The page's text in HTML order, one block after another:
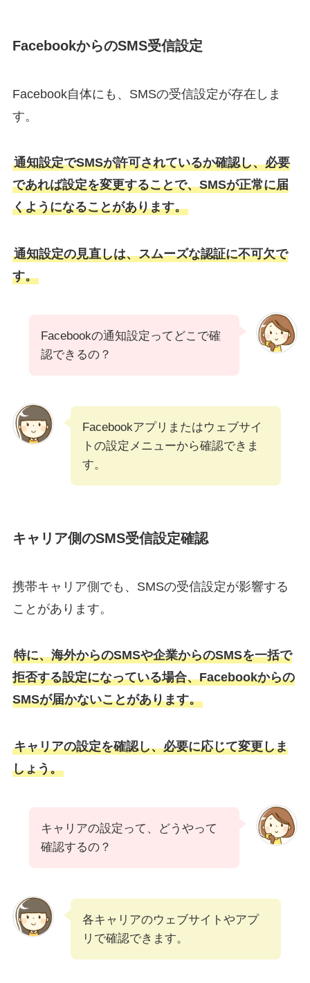
FacebookからのSMS受信設定
Facebook自体にも、SMSの受信設定が存在しま
す。
通知設定でSMSが許可されているか確認し、必要
であれば設定を変更することで、SMSが正常に届
くようになることがあります。
通知設定の見直しは、スムーズな認証に不可欠で
す。
Facebookの通知設定ってどこで確
認できるの？
Facebookアプリまたはウェブサイ
トの設定メニューから確認できま
す。
キャリア側のSMS受信設定確認
携帯キャリア側でも、SMSの受信設定が影響する
ことがあります。
特に、海外からのSMSや企業からのSMSを一括で
拒否する設定になっている場合、Facebookからの
SMSが届かないことがあります。
キャリアの設定を確認し、必要に応じて変更しま
しょう。
キャリアの設定って、どうやって
確認するの？
各キャリアのウェブサイトやアプ
リで確認できます。